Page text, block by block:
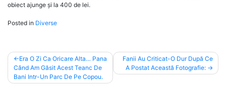
obiect ajunge și la 400 de lei.
Posted in Diverse
Post
navigation
Era O Zi Ca Oricare Alta… Pana
Când Am Găsit Acest Teanc De
Bani Intr-Un Parc De Pe Copou.
Fanii Au Criticat-O Dur După Ce
A Postat Această Fotografie: